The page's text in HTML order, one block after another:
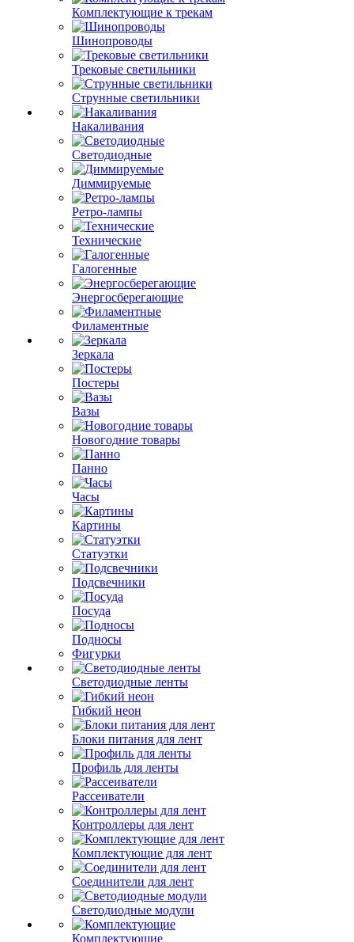
Комплектующие к трекам
Шинопроводы
Трековые светильники
Струнные светильники
Накаливания
Светодиодные
Диммируемые
Ретро-лампы
Технические
Галогенные
Энергосберегающие
Филаментные
Зеркала
Постеры
Вазы
Новогодние товары
Панно
Часы
Картины
Статуэтки
Подсвечники
Посуда
Подносы
Фигурки
Светодиодные ленты
Гибкий неон
Блоки питания для лент
Профиль для ленты
Рассеиватели
Контроллеры для лент
Комплектующие для лент
Соединители для лент
Светодиодные модули
Комплектующие